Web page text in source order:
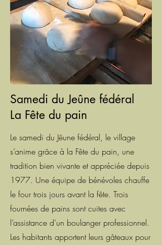
Samedi du Jeûne fédéral
La Fête du pain
Le samedi du Jêune fédéral, le village
s’anime grâce à la Fête du pain, une
tradition bien vivante et appréciée depuis
1977. Une équipe de bénévoles chauffe
le four trois jours avant la fête. Trois
fournées de pains sont cuites avec
l’assistance d’un boulanger professionnel.
Les habitants apportent leurs gâteaux pour